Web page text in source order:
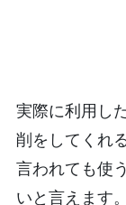
実際に利用し
削をしてくれ
言われても使
いと言えます。